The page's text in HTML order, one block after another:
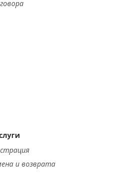
и возврата